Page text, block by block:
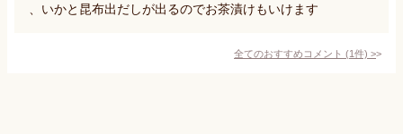
、いかと昆布出だしが出るのでお茶漬けもいけます
全てのおすすめコメント (1件) >